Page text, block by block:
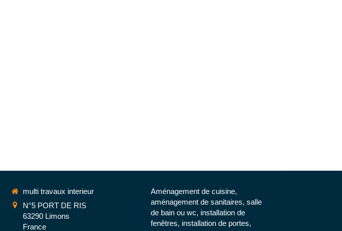
multi travaux interieur
N°5 PORT DE RIS
63290 Limons
France
Aménagement de cuisine,
aménagement de sanitaires, salle
de bain ou wc, installation de
fenêtres, installation de portes,